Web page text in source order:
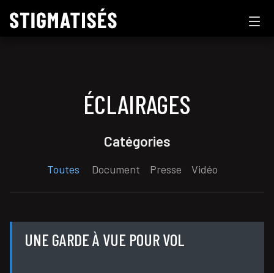
ÉCLAIRAGES
Catégories
Toutes Document Presse Vidéo
UNE GARDE À VUE POUR VOL